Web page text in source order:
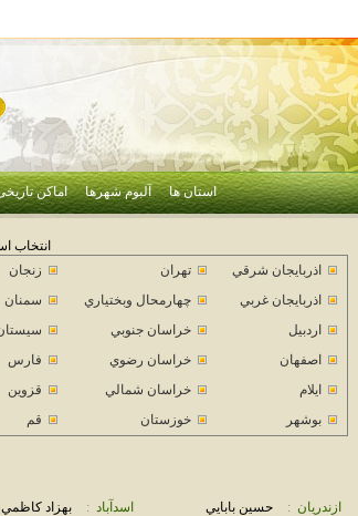
استان ها آلبوم شهرها اماکن
انتخاب
اذربايجان شرقي
تهران زنجان
اذربايجان غربي
چهارمحال وبختياري سمنان
اردبيل
خراسان جنوبي
اصفهان
خراسان رضوي فارس
ايلام
خراسان شمالي قزوين
بوشهر
خوزستان قم
ازندريان : حسين بابايي اسدآباد : بهزاد كاظمي